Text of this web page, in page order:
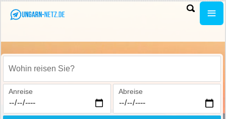
Wohin reisen Sie?
Anreise Abreise